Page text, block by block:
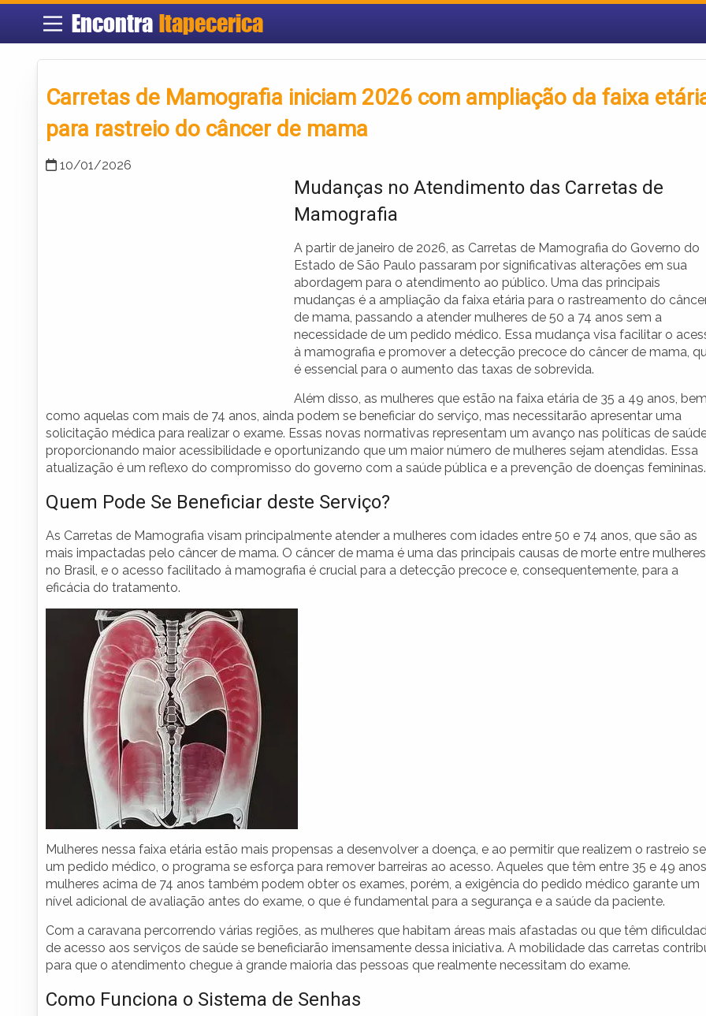
Encontra Itapecerica
Carretas de Mamografia iniciam 2026 com ampliação da faixa
para rastreio do câncer de mama
10/01/2026
Mudanças no Atendimento das Carretas de
Mamografia
A partir de janeiro de 2026, as Carretas de Mamografia do Governo do
Estado de São Paulo passaram por significativas alterações em sua
abordagem para o atendimento ao público. Uma das principais
mudanças é a ampliação da faixa etária para o rastreamento do
de mama, passando a atender mulheres de 50 a 74 anos sem a
necessidade de um pedido médico. Essa mudança visa facilitar o
à mamografia e promover a detecção precoce do câncer de mama,
é essencial para o aumento das taxas de sobrevida.
Além disso, as mulheres que estão na faixa etária de 35 a 49 anos, bem
como aquelas com mais de 74 anos, ainda podem se beneficiar do serviço, mas necessitarão apresentar uma
solicitação médica para realizar o exame. Essas novas normativas representam um avanço nas políticas de
proporcionando maior acessibilidade e oportunizando que um maior número de mulheres sejam atendidas. Essa
atualização é um reflexo do compromisso do governo com a saúde pública e a prevenção de doenças femininas.
Quem Pode Se Beneficiar deste Serviço?
As Carretas de Mamografia visam principalmente atender a mulheres com idades entre 50 e 74 anos, que são as
mais impactadas pelo câncer de mama. O câncer de mama é uma das principais causas de morte entre mulheres
no Brasil, e o acesso facilitado à mamografia é crucial para a detecção precoce e, consequentemente, para a
eficácia do tratamento.
Mulheres nessa faixa etária estão mais propensas a desenvolver a doença, e ao permitir que realizem o rastreio
um pedido médico, o programa se esforça para remover barreiras ao acesso. Aqueles que têm entre 35 e 49
mulheres acima de 74 anos também podem obter os exames, porém, a exigência do pedido médico garante um
nível adicional de avaliação antes do exame, o que é fundamental para a segurança e a saúde da paciente.
Com a caravana percorrendo várias regiões, as mulheres que habitam áreas mais afastadas ou que têm
de acesso aos serviços de saúde se beneficiarão imensamente dessa iniciativa. A mobilidade das carretas
para que o atendimento chegue à grande maioria das pessoas que realmente necessitam do exame.
Como Funciona o Sistema de Senhas